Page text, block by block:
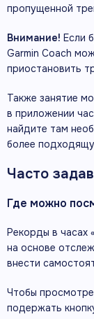
пропущенной
Внимание! Если
Garmin Coach
приостановить
Также занятие
в приложении
найдите там
более
Часто
Где можно
Рекорды в часах
на основе
внести
Чтобы
подержать